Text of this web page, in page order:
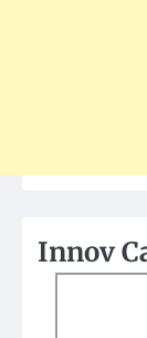
Innov